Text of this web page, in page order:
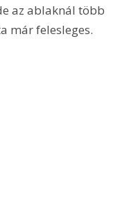
az ablaknál több
már felesleges.